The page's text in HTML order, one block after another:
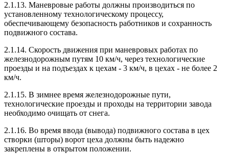
2.1.13. Маневровые работы должны производиться по
установленному технологическому процессу,
обеспечивающему безопасность работников и сохранность
подвижного состава.
2.1.14. Скорость движения при маневровых работах по
железнодорожным путям 10 км/ч, через технологические
проезды и на подъездах к цехам - 3 км/ч, в цехах - не более 2
км/ч.
2.1.15. В зимнее время железнодорожные пути,
технологические проезды и проходы на территории завода
необходимо очищать от снега.
2.1.16. Во время ввода (вывода) подвижного состава в цех
створки (шторы) ворот цеха должны быть надежно
закреплены в открытом положении.